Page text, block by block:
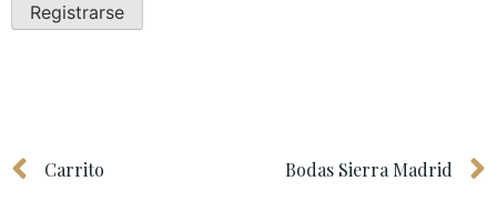
Registrarse
Carrito Bodas Sierra Madrid